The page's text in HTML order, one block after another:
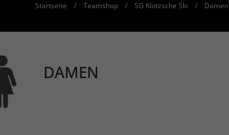
Startseite Teamshop SG Klotzsche Ski Damen
DAMEN